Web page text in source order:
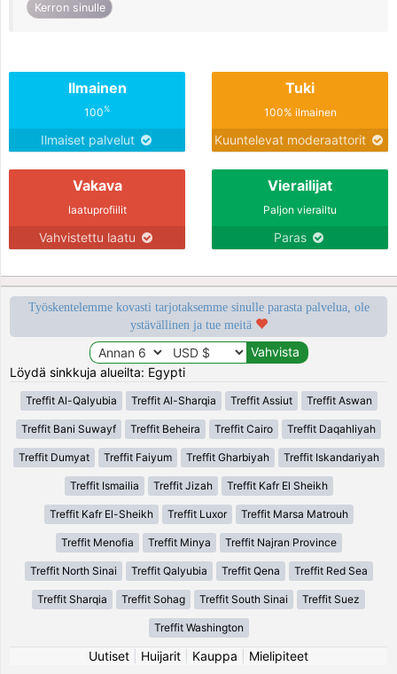
Kerron sinulle
Ilmainen
100%
Ilmaiset palvelut
Tuki
100% ilmainen
Kuuntelevat moderaattorit
Vakava
laatuprofiilit
Vahvistettu laatu
Vierailijat
Paljon vierailtu
Paras
Työskentelemme kovasti tarjotaksemme sinulle parasta palvelua, ole
ystävällinen ja tue meitä
Löydä sinkkuja alueilta: Egypti
Treffit Al-Qalyubia Treffit Al-Sharqia Treffit Assiut Treffit Aswan
Treffit Bani Suwayf Treffit Beheira Treffit Cairo Treffit Daqahliyah
Treffit Dumyat Treffit Faiyum Treffit Gharbiyah Treffit Iskandariyah
Treffit Ismailia Treffit Jizah Treffit Kafr El Sheikh
Treffit Kafr El-Sheikh Treffit Luxor Treffit Marsa Matrouh
Treffit Menofia Treffit Minya Treffit Najran Province
Treffit North Sinai Treffit Qalyubia Treffit Qena Treffit Red Sea
Treffit Sharqia Treffit Sohag Treffit South Sinai Treffit Suez
Treffit Washington
Uutiset Huijarit Kauppa
Mielipiteet